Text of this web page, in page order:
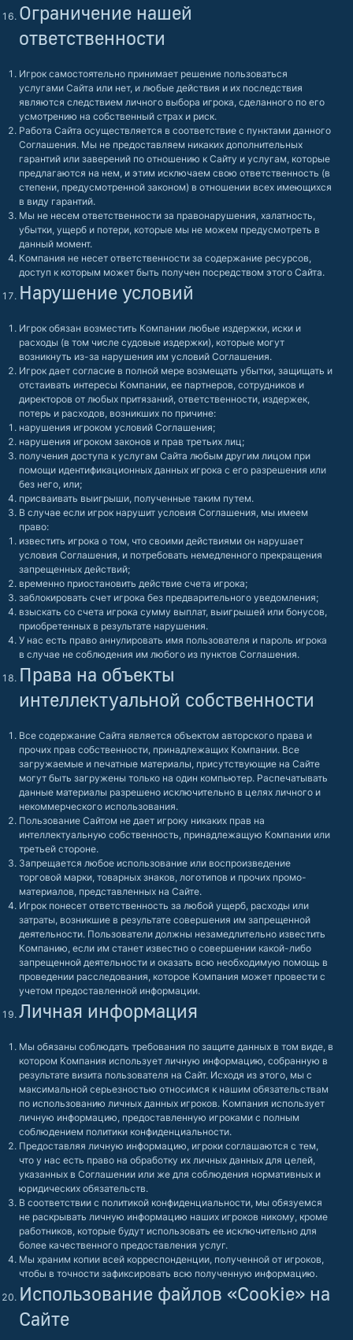
Ограничение нашей
ответственности
Игрок самостоятельно принимает решение пользоваться
услугами Сайта или нет, и любые действия и их последствия
являются следствием личного выбора игрока, сделанного по его
усмотрению на собственный страх и риск.
Работа Сайта осуществляется в соответствие с пунктами данного
Соглашения. Мы не предоставляем никаких дополнительных
гарантий или заверений по отношению к Сайту и услугам, которые
предлагаются на нем, и этим исключаем свою ответственность (в
степени, предусмотренной законом) в отношении всех имеющихся
в виду гарантий.
Мы не несем ответственности за правонарушения, халатность,
убытки, ущерб и потери, которые мы не можем предусмотреть в
данный момент.
Компания не несет ответственности за содержание ресурсов,
доступ к которым может быть получен посредством этого Сайта.
Нарушение условий
Игрок обязан возместить Компании любые издержки, иски и
расходы (в том числе судовые издержки), которые могут
возникнуть из-за нарушения им условий Соглашения.
Игрок дает согласие в полной мере возмещать убытки, защищать и
отстаивать интересы Компании, ее партнеров, сотрудников и
директоров от любых притязаний, ответственности, издержек,
потерь и расходов, возникших по причине:
нарушения игроком условий Соглашения;
нарушения игроком законов и прав третьих лиц;
получения доступа к услугам Сайта любым другим лицом при
помощи идентификационных данных игрока с его разрешения или
без него, или;
присваивать выигрыши, полученные таким путем.
В случае если игрок нарушит условия Соглашения, мы имеем
право:
известить игрока о том, что своими действиями он нарушает
условия Соглашения, и потребовать немедленного прекращения
запрещенных действий;
временно приостановить действие счета игрока;
заблокировать счет игрока без предварительного уведомления;
взыскать со счета игрока сумму выплат, выигрышей или бонусов,
приобретенных в результате нарушения.
У нас есть право аннулировать имя пользователя и пароль игрока
в случае не соблюдения им любого из пунктов Соглашения.
Права на объекты
интеллектуальной собственности
Все содержание Сайта является объектом авторского права и
прочих прав собственности, принадлежащих Компании. Все
загружаемые и печатные материалы, присутствующие на Сайте
могут быть загружены только на один компьютер. Распечатывать
данные материалы разрешено исключительно в целях личного и
некоммерческого использования.
Пользование Сайтом не дает игроку никаких прав на
интеллектуальную собственность, принадлежащую Компании или
третьей стороне.
Запрещается любое использование или воспроизведение
торговой марки, товарных знаков, логотипов и прочих промо-
материалов, представленных на Сайте.
Игрок понесет ответственность за любой ущерб, расходы или
затраты, возникшие в результате совершения им запрещенной
деятельности. Пользователи должны незамедлительно известить
Компанию, если им станет известно о совершении какой-либо
запрещенной деятельности и оказать всю необходимую помощь в
проведении расследования, которое Компания может провести с
учетом предоставленной информации.
Личная информация
Мы обязаны соблюдать требования по защите данных в том виде, в
котором Компания использует личную информацию, собранную в
результате визита пользователя на Сайт. Исходя из этого, мы с
максимальной серьезностью относимся к нашим обязательствам
по использованию личных данных игроков. Компания использует
личную информацию, предоставленную игроками с полным
соблюдением политики конфиденциальности.
Предоставляя личную информацию, игроки соглашаются с тем,
что у нас есть право на обработку их личных данных для целей,
указанных в Соглашении или же для соблюдения нормативных и
юридических обязательств.
В соответствии с политикой конфиденциальности, мы обязуемся
не раскрывать личную информацию наших игроков никому, кроме
работников, которые будут использовать ее исключительно для
более качественного предоставления услуг.
Мы храним копии всей корреспонденции, полученной от игроков,
чтобы в точности зафиксировать всю полученную информацию.
Использование файлов «Cookie» на
Сайте